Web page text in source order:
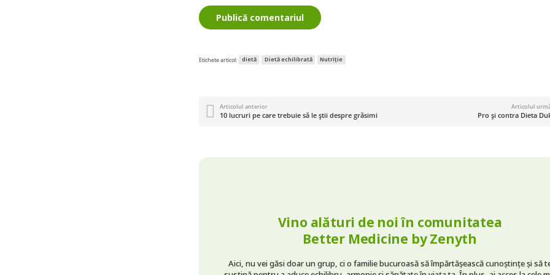
Publică comentariul
Etichete articol: dietă Dietă echilibrată Nutriție
Articolul anterior
10 lucruri pe care trebuie să le știi despre grăsimi
Articolul
Pro și contra Dieta
Vino alături de noi în comunitatea
Better Medicine by Zenyth
Aici, nu vei găsi doar un grup, ci o familie bucuroasă să împărtășească cunoștințe și să